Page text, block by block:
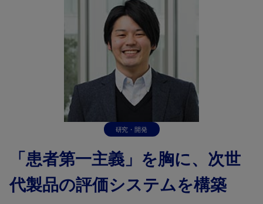
研究・開発
「患者第一主義」を胸に、次世
代製品の評価システムを構築